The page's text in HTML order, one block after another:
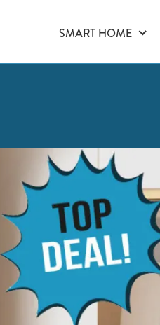
SMART HOME